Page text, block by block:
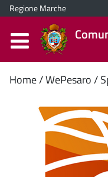
Regione Marche
Home WePesaro